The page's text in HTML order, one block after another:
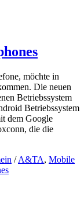
möchte in
Die neuen
Betriebssystem
Betriebssystem
dem Google
die die
/A&TA, Mobile